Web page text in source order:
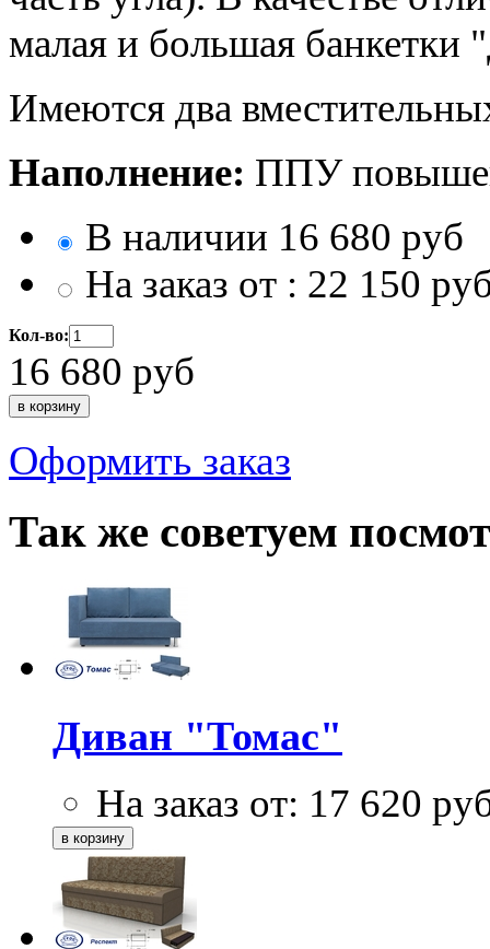
малая и большая банкетки
Имеются два
Наполнение: ППУ
В наличии 16 680 руб
На заказ от : 22 150
Кол-во:
16 680 руб
Оформить заказ
Так же советуем
Диван "Томас"
На заказ от: 17 620